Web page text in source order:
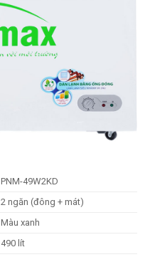
PNM-49W2KD
2 ngăn (đông + mát)
Màu xanh
490 lít